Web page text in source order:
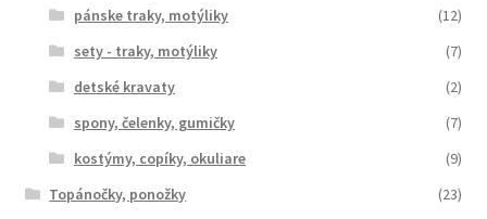
pánske traky, motýliky
(12)
sety - traky, motýliky
(7)
detské kravaty
(2)
spony, čelenky, gumičky
(7)
kostýmy, copíky, okuliare
(9)
Topánočky, ponožky
(23)